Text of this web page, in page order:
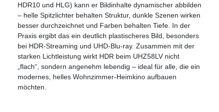
HDR10 und HLG) kann er Bildinhalte dynamischer abbilden
– helle Spitzlichter behalten Struktur, dunkle Szenen wirken
besser durchzeichnet und Farben behalten Tiefe. In der
Praxis ergibt das ein deutlich plastischeres Bild, besonders
bei HDR-Streaming und UHD-Blu-ray. Zusammen mit der
starken Lichtleistung wirkt HDR beim UHZ58LV nicht
„flach“, sondern angenehm lebendig – ideal für alle, die ein
modernes, helles Wohnzimmer-Heimkino aufbauen
möchten.